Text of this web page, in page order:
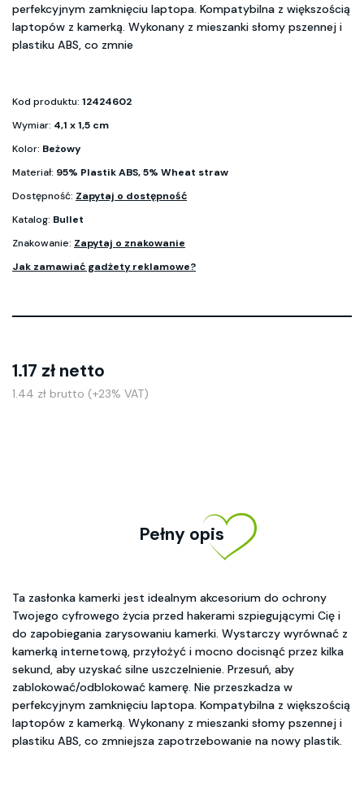
perfekcyjnym zamknięciu laptopa. Kompatybilna z większością
laptopów z kamerką. Wykonany z mieszanki słomy pszennej i
plastiku ABS, co zmnie
Kod produktu: 12424602
Wymiar: 4,1 x 1,5 cm
Kolor: Beżowy
Materiał: 95% Plastik ABS, 5% Wheat straw
Dostępność: Zapytaj o dostępność
Katalog: Bullet
Znakowanie: Zapytaj o znakowanie
Jak zamawiać gadżety reklamowe?
1.17 zł netto
1.44 zł brutto (+23% VAT)
Pełny opis
Ta zasłonka kamerki jest idealnym akcesorium do ochrony
Twojego cyfrowego życia przed hakerami szpiegującymi Cię i
do zapobiegania zarysowaniu kamerki. Wystarczy wyrównać z
kamerką internetową, przyłożyć i mocno docisnąć przez kilka
sekund, aby uzyskać silne uszczelnienie. Przesuń, aby
zablokować/odblokować kamerę. Nie przeszkadza w
perfekcyjnym zamknięciu laptopa. Kompatybilna z większością
laptopów z kamerką. Wykonany z mieszanki słomy pszennej i
plastiku ABS, co zmniejsza zapotrzebowanie na nowy plastik.